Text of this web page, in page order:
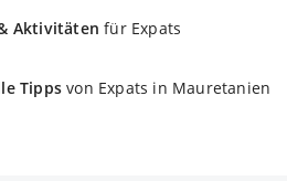
Aktivitäten für Expats
Tipps von Expats in Mauretanien